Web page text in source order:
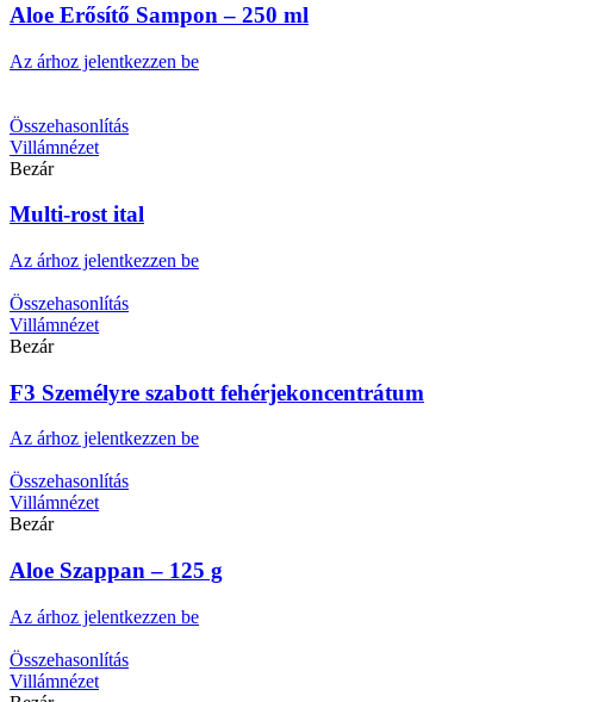
Aloe Erősítő Sampon – 250 ml
Az árhoz jelentkezzen be
Összehasonlítás
Villámnézet
Bezár
Multi-rost ital
Az árhoz jelentkezzen be
Összehasonlítás
Villámnézet
Bezár
F3 Személyre szabott fehérjekoncentrátum
Az árhoz jelentkezzen be
Összehasonlítás
Villámnézet
Bezár
Aloe Szappan – 125 g
Az árhoz jelentkezzen be
Összehasonlítás
Villámnézet